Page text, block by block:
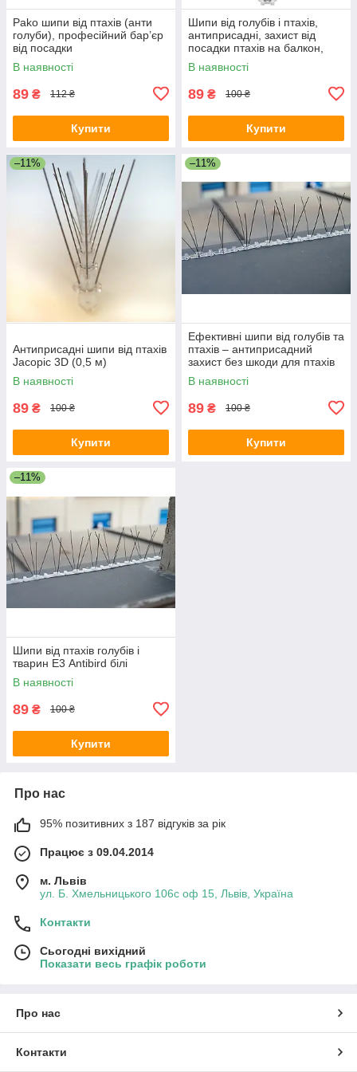
Pako шипи від птахів (анти
голуби), професійний бар’єр
від посадки
В наявності
89 ₴ 112 ₴
Купити
Шипи від голубів і птахів,
антиприсадні, захист від
посадки птахів на балкон,
карниз, дах Jacopic
В наявності
89 ₴ 100 ₴
Купити
–11%
Антиприсадні шипи від птахів
Jacopic 3D (0,5 м)
В наявності
89 ₴ 100 ₴
Купити
–11%
Ефективні шипи від голубів та
птахів – антиприсадний
захист без шкоди для птахів
Antibird 0.5м
В наявності
89 ₴ 100 ₴
Купити
–11%
Шипи від птахів голубів і
тварин Е3 Antibird білі
В наявності
89 ₴ 100 ₴
Купити
Про нас
95% позитивних з 187 відгуків за рік
Працює з 09.04.2014
м. Львів
ул. Б. Хмельницького 106с оф 15, Львів, Україна
Контакти
Сьогодні вихідний
Показати весь графік роботи
Про нас
Контакти